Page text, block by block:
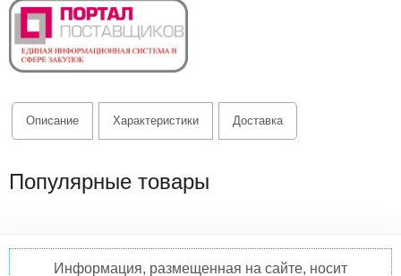
Описание Характеристики Доставка
Популярные товары
Информация, размещенная на сайте, носит